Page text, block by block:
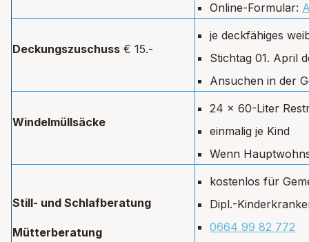
Online-Formular:
Deckungszuschuss € 15.-
je deckfähiges
Stichtag 01. April
Ansuchen in der
Windelmüllsäcke
24 x 60-Liter
einmalig je Kind
Wenn
Still- und Schlafberatung
Mütterberatung
kostenlos für
Dipl.-
0664 99 82 772